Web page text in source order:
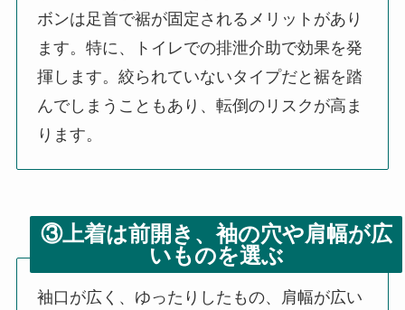
ボンは足首で裾が固定されるメリットがあり
ます。特に、トイレでの排泄介助で効果を発
揮します。絞られていないタイプだと裾を踏
んでしまうこともあり、転倒のリスクが高ま
ります。
③上着は前開き、袖の穴や肩幅が広
いものを選ぶ
袖口が広く、ゆったりしたもの、肩幅が広い